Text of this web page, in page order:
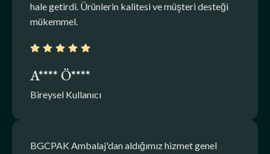
hale getirdi. Ürünlerin kalitesi ve müşteri desteği
mükemmel.
A**** Ö****
Bireysel Kullanıcı
BGCPAK Ambalaj'dan aldığımız hizmet genel